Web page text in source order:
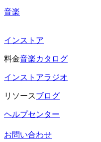
音楽
インストア
料金音楽カタログ
インストアラジオ
リソースブログ
ヘルプセンター
お問い合わせ